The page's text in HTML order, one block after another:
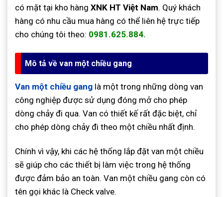
có mặt tại kho hàng XNK HT Việt Nam. Quý khách
hàng có nhu cầu mua hàng có thể liên hệ trực tiếp
cho chúng tôi theo: 0981.625.884.
Mô tả về van một chiều gang
Van một chiều gang là một trong những dòng van
công nghiệp được sử dụng đóng mở cho phép
dòng chảy đi qua. Van có thiết kế rất đặc biệt, chỉ
cho phép dòng chảy đi theo một chiều nhất định.
Chính vì vậy, khi các hệ thống lắp đặt van một chiều
sẽ giúp cho các thiết bị làm việc trong hệ thống
được đảm bảo an toàn. Van một chiều gang còn có
tên gọi khác là Check valve.